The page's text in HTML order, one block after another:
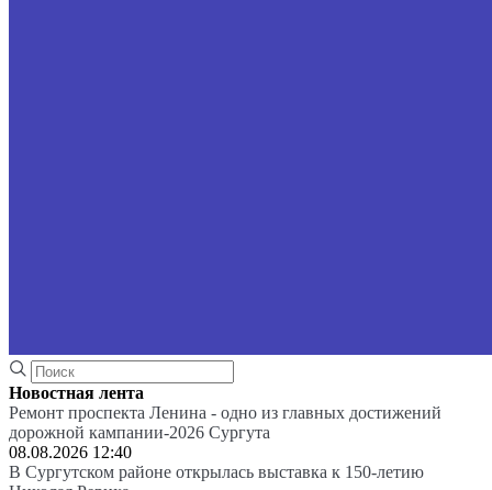
Новостная лента
Ремонт проспекта Ленина - одно из главных достижений
дорожной кампании-2026 Сургута
08.08.2026 12:40
В Сургутском районе открылась выставка к 150-летию